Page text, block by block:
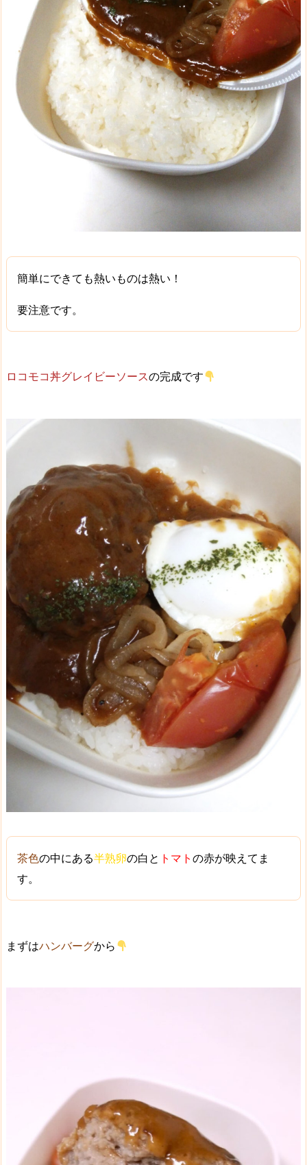
簡単にできても熱いものは熱い！
要注意です。
ロコモコ丼グレイビーソースの完成です
茶色の中にある半熟卵の白と トマトの赤が映えてま
す。
まずはハンバーグから